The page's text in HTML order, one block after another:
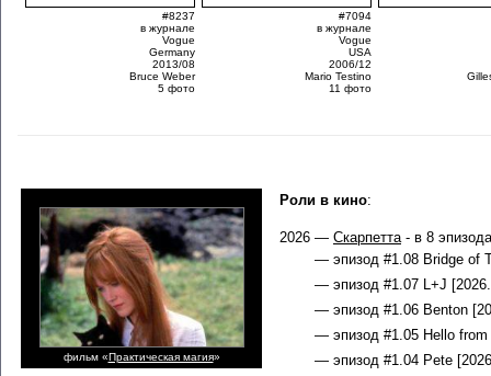
#8237
в журнале
Vogue
Germany
2013/08
Bruce Weber
5 фото
#7094
в журнале
Vogue
USA
2006/12
Mario Testino
11 фото
фильм «Практическая магия»
Роли в кино:
2026 — Скарпетта- в 8
— эпизод #1.08 Bridge of
— эпизод #1.07 L+J
— эпизод #1.06 Benton
— эпизод #1.05 Hello
— эпизод #1.04 Pete